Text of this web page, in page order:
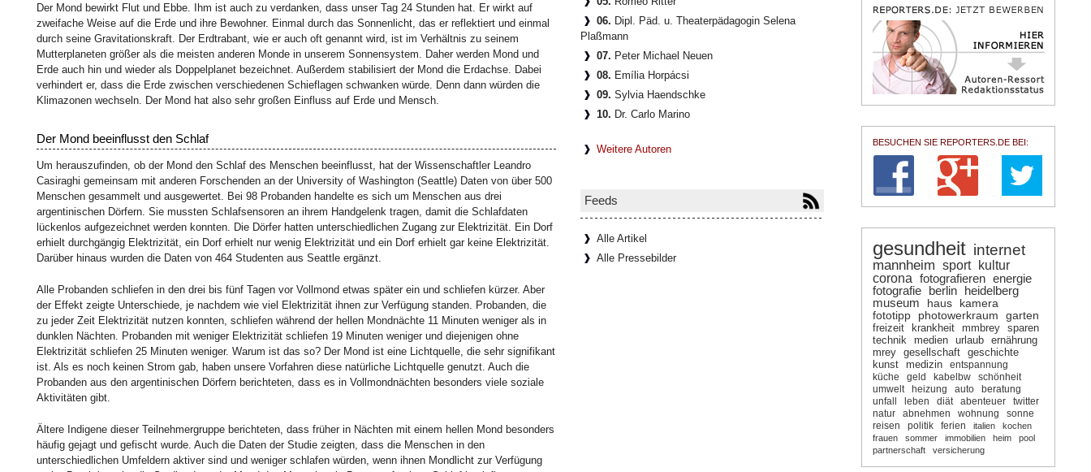
Der Mond bewirkt Flut und Ebbe. Ihm ist auch zu verdanken, dass unser Tag 24 Stunden hat. Er wirkt auf
zweifache Weise auf die Erde und ihre Bewohner. Einmal durch das Sonnenlicht, das er reflektiert und einmal
durch seine Gravitationskraft. Der Erdtrabant, wie er auch oft genannt wird, ist im Verhältnis zu seinem
Mutterplaneten größer als die meisten anderen Monde in unserem Sonnensystem. Daher werden Mond und
Erde auch hin und wieder als Doppelplanet bezeichnet. Außerdem stabilisiert der Mond die Erdachse. Dabei
verhindert er, dass die Erde zwischen verschiedenen Schieflagen schwanken würde. Denn dann würden die
Klimazonen wechseln. Der Mond hat also sehr großen Einfluss auf Erde und Mensch.
Der Mond beeinflusst den Schlaf
Um herauszufinden, ob der Mond den Schlaf des Menschen beeinflusst, hat der Wissenschaftler Leandro
Casiraghi gemeinsam mit anderen Forschenden an der University of Washington (Seattle) Daten von über 500
Menschen gesammelt und ausgewertet. Bei 98 Probanden handelte es sich um Menschen aus drei
argentinischen Dörfern. Sie mussten Schlafsensoren an ihrem Handgelenk tragen, damit die Schlafdaten
lückenlos aufgezeichnet werden konnten. Die Dörfer hatten unterschiedlichen Zugang zur Elektrizität. Ein Dorf
erhielt durchgängig Elektrizität, ein Dorf erhielt nur wenig Elektrizität und ein Dorf erhielt gar keine Elektrizität.
Darüber hinaus wurden die Daten von 464 Studenten aus Seattle ergänzt.
Alle Probanden schliefen in den drei bis fünf Tagen vor Vollmond etwas später ein und schliefen kürzer. Aber
der Effekt zeigte Unterschiede, je nachdem wie viel Elektrizität ihnen zur Verfügung standen. Probanden, die
zu jeder Zeit Elektrizität nutzen konnten, schliefen während der hellen Mondnächte 11 Minuten weniger als in
dunklen Nächten. Probanden mit weniger Elektrizität schliefen 19 Minuten weniger und diejenigen ohne
Elektrizität schliefen 25 Minuten weniger. Warum ist das so? Der Mond ist eine Lichtquelle, die sehr signifikant
ist. Als es noch keinen Strom gab, haben unsere Vorfahren diese natürliche Lichtquelle genutzt. Auch die
Probanden aus den argentinischen Dörfern berichteten, dass es in Vollmondnächten besonders viele soziale
Aktivitäten gibt.
Ältere Indigene dieser Teilnehmergruppe berichteten, dass früher in Nächten mit einem hellen Mond besonders
häufig gejagt und gefischt wurde. Auch die Daten der Studie zeigten, dass die Menschen in den
unterschiedlichen Umfeldern aktiver sind und weniger schlafen würden, wenn ihnen Mondlicht zur Verfügung
06. Dipl. Päd. u. Theaterpädagogin Selena
Plaßmann
07. Peter Michael Neuen
08. Emília Horpácsi
09. Sylvia Haendschke
10. Dr. Carlo Marino
Weitere Autoren
Feeds
Alle Artikel
Alle Pressebilder
BESUCHEN SIE REPORTERS.DE BEI:
gesundheit internet
mannheim sport
kultur
corona fotografieren energie
fotografie
berlin
heidelberg
museum
haus kamera
fototipp photowerkraum
garten
freizeit
krankheit mmbrey
sparen
technik
medien urlaub
ernährung
mrey
gesellschaft
geschichte
kunst
medizin
entspannung
küche
geld kabelbw
schönheit
umwelt
heizung auto
beratung
unfall
leben diät abenteuer
twitter
natur
abnehmen wohnung
sonne
reisen
politik ferien italien
kochen
frauen
sommer immobilien heim
pool
partnerschaft
versicherung